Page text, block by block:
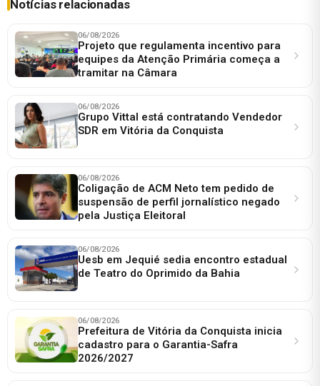
Notícias relacionadas
06/08/2026
Projeto que regulamenta incentivo para
equipes da Atenção Primária começa a
tramitar na Câmara
06/08/2026
Grupo Vittal está contratando Vendedor
SDR em Vitória da Conquista
06/08/2026
Coligação de ACM Neto tem pedido de
suspensão de perfil jornalístico negado
pela Justiça Eleitoral
06/08/2026
Uesb em Jequié sedia encontro estadual
de Teatro do Oprimido da Bahia
06/08/2026
Prefeitura de Vitória da Conquista inicia
cadastro para o Garantia-Safra
2026/2027